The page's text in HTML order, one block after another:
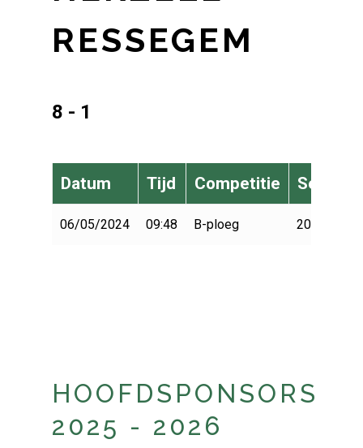
RESSEGEM
8 - 1
Datum Tijd Competitie Seizoen
06/05/2024 09:48 B-ploeg 2023-2024
HOOFDSPONSORS
2025 - 2026